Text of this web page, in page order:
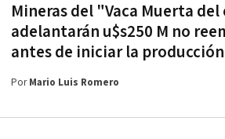
Mineras del "Vaca Muerta
adelantarán u$s250 M no
antes de iniciar la producción
PorMario Luis Romero